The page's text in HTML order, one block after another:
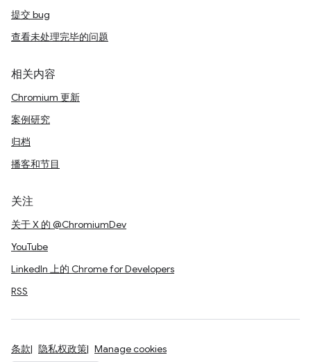
提交 bug
查看未处理完毕的问题
相关内容
Chromium 更新
案例研究
归档
播客和节目
关注
关于 X 的 @ChromiumDev
YouTube
LinkedIn 上的 Chrome for Developers
RSS
条款 隐私权政策 Manage cookies